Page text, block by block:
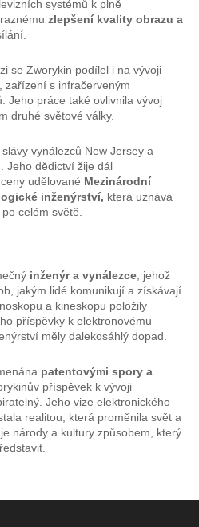
systémů k plně
zlepšení kvality obrazu a
se Zworykin podílel i na vývoji
, zařízení s infračerveným
Jeho práce také ovlivnila vývoj
druhé světové války.
vynálezců New Jersey a
Jeho dědictví žije dál
udělované Mezinárodní
inženýrství, která uznává
celém světě.
inženýr a vynálezce , jehož
jakým lidé komunikují a získávají
a kineskopu položily
příspěvky k elektronovému
měly dalekosáhlý dopad.
patentovými spory a
příspěvek k vývoji
Jeho vize elektronického
realitou, která proměnila svět a
národy a kultury způsobem, který